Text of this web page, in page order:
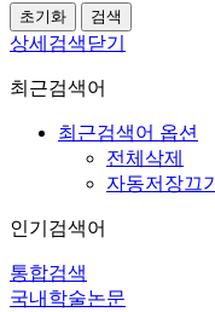
상세검색닫기
최근검색어
최근검색어 옵션
전체삭제
자동저장끄기
인기검색어
통합검색
국내학술논문